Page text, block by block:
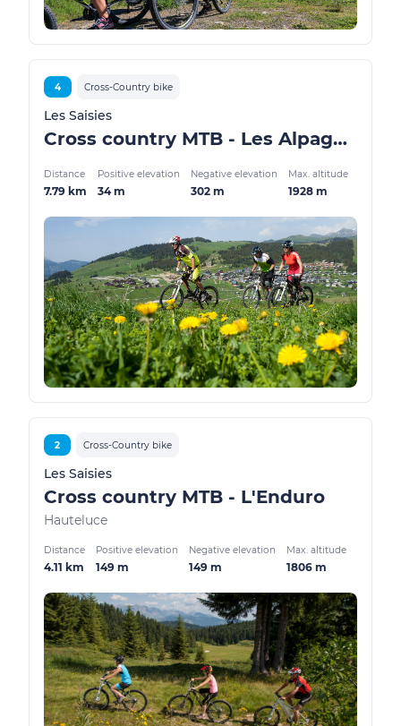
4 Cross-Country bike
Les Saisies
Cross country MTB - Les Alpages de Bisanne
Distance
7.79 km
Positive elevation
34 m
Negative elevation
302 m
Max. altitude
1928 m
2 Cross-Country bike
Les Saisies
Cross country MTB - L'Enduro
Hauteluce
Distance
4.11 km
Positive elevation
149 m
Negative elevation
149 m
Max. altitude
1806 m